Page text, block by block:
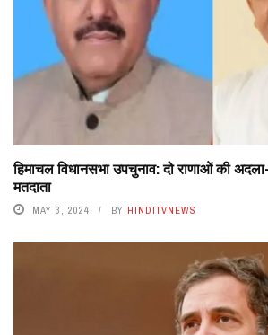
हिमाचल विधानसभा उपचुनाव: दो राणाओं की
मतदाता
MAY 3, 2024 BY HINDITVNEWS